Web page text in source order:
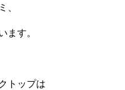
、
ます。
トップは